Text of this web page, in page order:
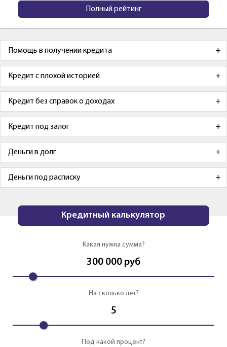
Полный рейтинг
Помощь в получении кредита
Кредит с плохой историей
Кредит без справок о доходах
Кредит под залог
Деньги в долг
Деньги под расписку
Кредитный калькулятор
Какая нужна сумма?
300 000 руб
На сколько лет?
5
Под какой процент?